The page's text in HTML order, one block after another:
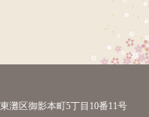
灘区御影本町5丁目10番11号